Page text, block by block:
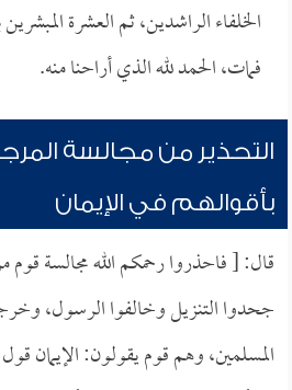
الخلفاء الراشدين، ثم العشرة المبشرين
فمات، الحمد لله الذي أراحنا منه.
التحذير من مجالسة
بأقوالهم في الإيمان
قال: [ فاحذروا رحمكم الله مجالسة قوم
جحدوا التنزيل وخالفوا الرسول،
المسلمين، وهم قوم يقولون: الإيمان